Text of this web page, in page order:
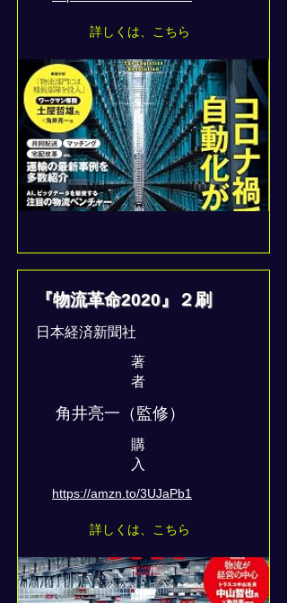
詳しくは、こちら
『物流革命2020』２刷
日本経済新聞社
著
者
角井亮一（監修）
​購
入
https://amzn.to/3UJaPb1
詳しくは、こちら